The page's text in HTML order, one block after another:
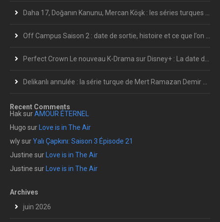
Daha 17, Doğanın Kanunu, Mercan Köşk : les séries turques les plus attendues de l’été 2026
Off Campus Saison 2 : date de sortie, histoire et ce que l’on sait déjà
Perfect Crown Le nouveau K-Drama sur Disney+ : La date de sortie en France et le calendrier complet des épisodes
Delikanlı annulée : la série turque de Mert Ramazan Demir s’arrête après 7 épisodes
Recent Comments
HaksurAMOUR ÉTERNEL
Hugo sur
Love is in The Air
wlysurYalı Çapkını: Saison 3 Épisode 21
Justine sur
Love is in The Air
Justine sur Love is in The Air
Archives
juin 2026